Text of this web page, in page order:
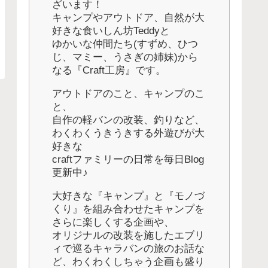
ざいます！
キャンプやアウトドア、自然が大
好きな食いしん坊Teddyと
ゆかいな仲間たち(すずめ、ひつ
じ、マミー、うさぎの姉妹)から
なる『Craft工房』です。
アウトドアのこと、キャンプのこ
と、
自作の軽バンの改装、釣りなど、
わくわくうきうきする外遊びが大
好きな
craftファミリーの日常を毎日Blog
更新中♪
大好きな『キャンプ』と『モノづ
くり』を組み合わせたキャンプを
さらに楽しくする企画や、
オリジナルの改装を施したエブリ
ィで巡るキャラバンの旅のお話な
ど、わくわくしちゃう企画も盛り